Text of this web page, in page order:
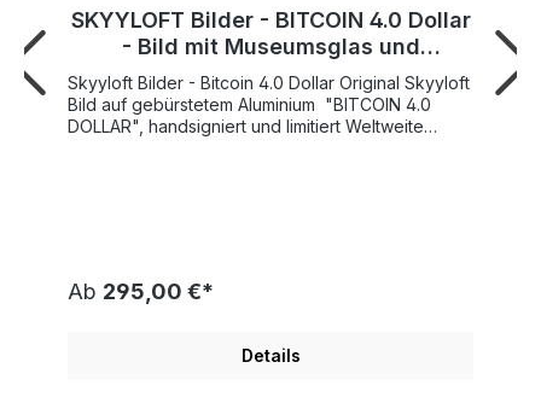
SKYYLOFT Bilder - BITCOIN 4.0 Dollar
- Bild mit Museumsglas und
Bilderrahmen
Skyyloft Bilder - Bitcoin 4.0 Dollar Original Skyyloft
Bild auf gebürstetem Aluminium "BITCOIN 4.0
DOLLAR", handsigniert und limitiert Weltweite
Museumsglas enthalten. Ein original Skyyloft
Geschäft! Diese neuste "glühende" Version des
"Charging Bull" steht einmal mehr als DAS Sinnbild
Ab 295,00 €*
Details